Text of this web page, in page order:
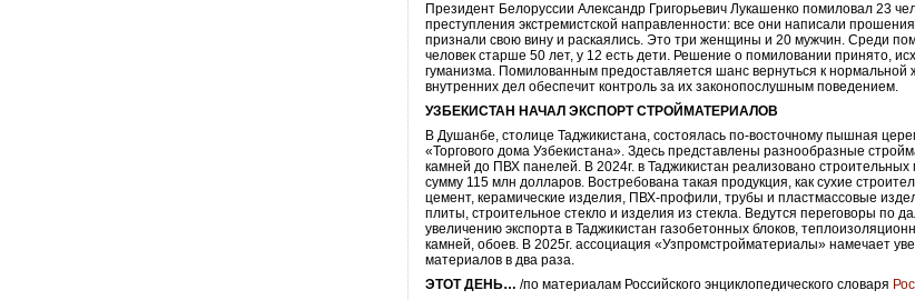
Президент Белоруссии Александр Григорьевич Лукашенко помиловал 23
преступления экстремистской направленности: все они написали
признали свою вину и раскаялись. Это три женщины и 20 мужчин. Среди
человек старше 50 лет, у 12 есть дети. Решение о помиловании принято,
гуманизма. Помилованным предоставляется шанс вернуться к нормальной
внутренних дел обеспечит контроль за их законопослушным поведением.
УЗБЕКИСТАН НАЧАЛ ЭКСПОРТ СТРОЙМАТЕРИАЛОВ
В Душанбе, столице Таджикистана, состоялась по-восточному пышная
«Торгового дома Узбекистана». Здесь представлены разнообразные
камней до ПВХ панелей. В 2024г. в Таджикистан реализовано
сумму 115 млн долларов. Востребована такая продукция, как сухие
цемент, керамические изделия, ПВХ-профили, трубы и пластмассовые
плиты, строительное стекло и изделия из стекла. Ведутся переговоры по
увеличению экспорта в Таджикистан газобетонных блоков,
камней, обоев. В 2025г. ассоциация «Узпромстройматериалы» намечает
материалов в два раза.
ЭТОТ ДЕНЬ…/по материалам Российского энциклопедического словаря